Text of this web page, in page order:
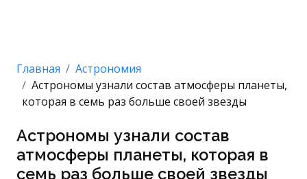
Главная
Астрономия
Астрономы узнали состав атмосферы планеты,
которая в семь раз больше своей звезды
Астрономы узнали состав
атмосферы планеты, которая в
семь раз больше своей звезды